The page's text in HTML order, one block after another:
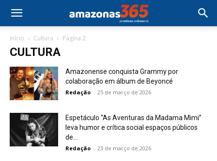
Início Cultura Página 2
CULTURA
Amazonense conquista Grammy por
colaboração em álbum de Beyoncé
Redação - 25 de março de 2026
Espetáculo “As Aventuras da Madama Mimi”
leva humor e crítica social espaços públicos
de...
Redação - 23 de março de 2026